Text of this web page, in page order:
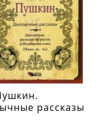
рассказы